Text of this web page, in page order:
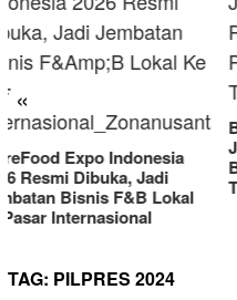
«
Berantas Vandalisme
Jaringan, Satreskrim Polres
Batu Raih Penghargaan dari
Telkomsel
TAG: PILPRES 2024